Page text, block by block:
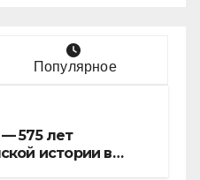
Популярное
575 лет
истории в